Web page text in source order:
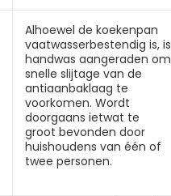
Alhoewel de koekenpan
vaatwasserbestendig is, is
handwas aangeraden om
snelle slijtage van de
antiaanbaklaag te
voorkomen. Wordt
doorgaans ietwat te
groot bevonden door
huishoudens van één of
twee personen.